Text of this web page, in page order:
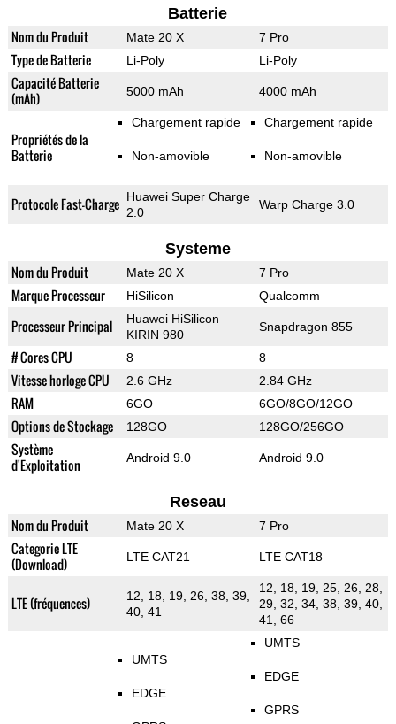
Batterie
Nom du Produit Mate 20 X 7 Pro
Type de Batterie Li-Poly Li-Poly
Capacité Batterie
(mAh)
5000 mAh 4000 mAh
Propriétés de la
Batterie
Chargement rapide
Non-amovible
Chargement rapide
Non-amovible
Protocole Fast-Charge Huawei Super Charge
2.0
Warp Charge 3.0
Systeme
Nom du Produit Mate 20 X 7 Pro
Marque Processeur HiSilicon Qualcomm
Processeur Principal
Huawei HiSilicon
KIRIN 980
Snapdragon 855
# Cores CPU 8 8
Vitesse horloge CPU 2.6 GHz 2.84 GHz
RAM 6GO 6GO/8GO/12GO
Options de Stockage 128GO 128GO/256GO
Système
d'Exploitation
Android 9.0 Android 9.0
Reseau
Nom du Produit Mate 20 X 7 Pro
Categorie LTE
(Download)
LTE CAT21 LTE CAT18
LTE (fréquences)
12, 18, 19, 26, 38, 39,
40, 41
12, 18, 19, 25, 26, 28,
29, 32, 34, 38, 39, 40,
41, 66
UMTS
EDGE
UMTS
EDGE
GPRS